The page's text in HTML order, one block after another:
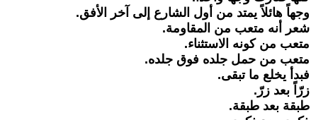
وجهاً هائلاً يمتد من أول الشارع إلى آخر الأفق.
شعر أنه متعب من المقاومة.
متعب من كونه الاستثناء.
متعب من حمل جلده فوق جلده.
فبدأ يخلع ما تبقى.
زرّاً بعد زرّ.
طبقة بعد طبقة.